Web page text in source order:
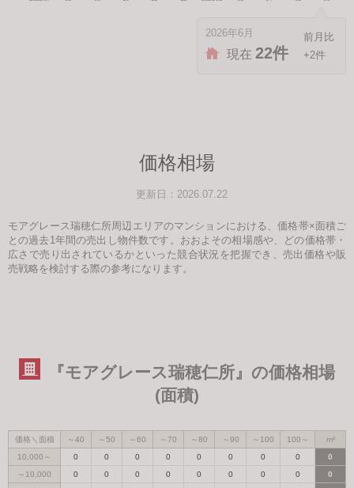
2026年6月
現在22件 +2件
価格相場
更新日：2026.07.22
モアグレース瑞穂仁所周辺エリアのマンションにおける、価格帯×面積ご
との過去1年間の売出し物件数です。おおよその相場感や、どの価格帯・
広さで売り出されているかといった競合状況を把握でき、売出価格や販
売戦略を検討する際の参考になります。
『モアグレース瑞穂仁所』の価格相場
(面積)
価格＼面積 ～40 ～50 ～60 ～70 ～80 ～90 ～100 100～
m²
10,000～
0 0 0 0 0 0 0 0
0
～10,000
0 0 0 0 0 0 0 0
0